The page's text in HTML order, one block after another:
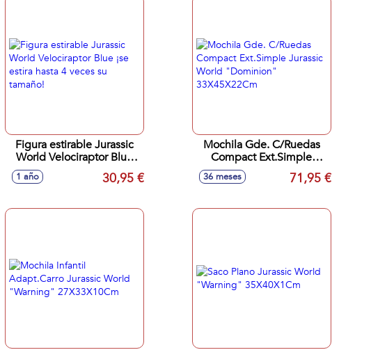
Figura estirable Jurassic
World Velociraptor Blue
¡se estira hasta 4 veces su
1 año 30,95 €
Mochila Gde. C/Ruedas
Compact Ext.Simple
Jurassic World
"Dominion" 33X45X22Cm
36 meses 71,95 €